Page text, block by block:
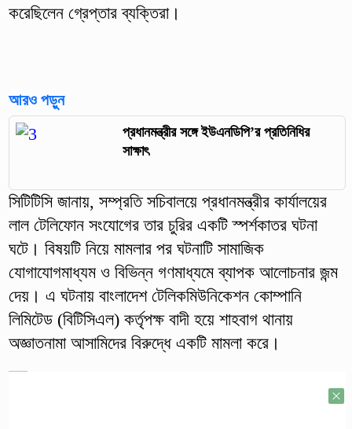
করেছিলেন গ্রেপ্তার ব্যক্তিরা।
আরও পড়ুন
প্রধানমন্ত্রীর সঙ্গে ইউএনডিপি’র প্রতিনিধির
সাক্ষাৎ
সিটিটিসি জানায়, সম্প্রতি সচিবালয়ে প্রধানমন্ত্রীর কার্যালয়ের
লাল টেলিফোন সংযোগের তার চুরির একটি স্পর্শকাতর ঘটনা
ঘটে। বিষয়টি নিয়ে মামলার পর ঘটনাটি সামাজিক
যোগাযোগমাধ্যম ও বিভিন্ন গণমাধ্যমে ব্যাপক আলোচনার জন্ম
দেয়। এ ঘটনায় বাংলাদেশ টেলিকমিউনিকেশন কোম্পানি
লিমিটেড (বিটিসিএল) কর্তৃপক্ষ বাদী হয়ে শাহবাগ থানায়
অজ্ঞাতনামা আসামিদের বিরুদ্ধে একটি মামলা করে।